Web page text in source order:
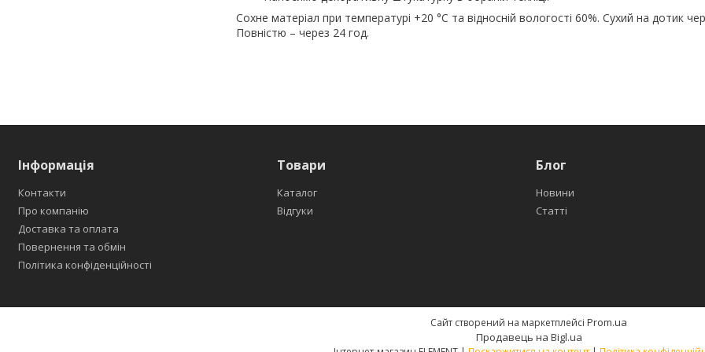
Сохне матеріал при температурі +20 °C та відносній вологості 60%. Сухий на дотик
Повністю – через 24 год.
Інформація
Контакти
Про компанію
Доставка та оплата
Повернення та обмін
Політика конфіденційності
Товари
Каталог
Відгуки
Блог
Новини
Статті
Сайт створений на маркетплейсі Prom.ua
Продавець на Bigl.ua